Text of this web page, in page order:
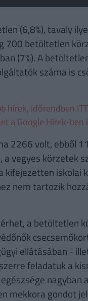
(6,8%), tavaly
700 betöltetlen
(7%). A
száma is
hírek, időrendben
a Google Hírek-ben
2266 volt, ebből
vegyes körzetek
kifejezetten
nem tartozik
a betöltetlen
ellátásában -
feladatuk a
nagyban
mekkora gondot